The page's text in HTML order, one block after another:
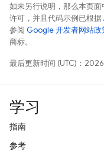
如未另行说明，那么本页
许可，并且代码示例已根据
参阅 Google 开发者网站政
商标。
最后更新时间 (UTC)：
学习
指南
参考